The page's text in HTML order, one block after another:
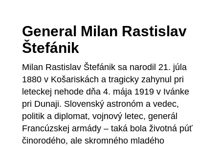
General Milan Rastislav
Štefánik
Milan Rastislav Štefánik sa narodil 21. júla
1880 v Košariskách a tragicky zahynul pri
leteckej nehode dňa 4. mája 1919 v Ivánke
pri Dunaji. Slovenský astronóm a vedec,
politik a diplomat, vojnový letec, generál
Francúzskej armády – taká bola životná púť
činorodého, ale skromného mladého